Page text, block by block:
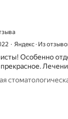
Яндекс · Из
Особенно